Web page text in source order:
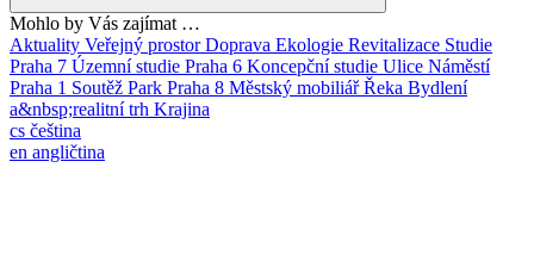
Mohlo by Vás zajímat …
Aktuality Veřejný prostorDoprava Ekologie Revitalizace Studie
Praha 7 Územní studie Praha 6 Koncepční studie Ulice Náměstí
Praha 1 Soutěž Park Praha 8 Městský mobiliářŘeka Bydlení
a&nbsp;realitní trh Krajina
cs čeština
en angličtina